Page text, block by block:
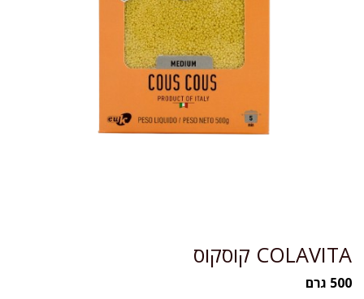
COLAVITA קוסקוס
500 גרם